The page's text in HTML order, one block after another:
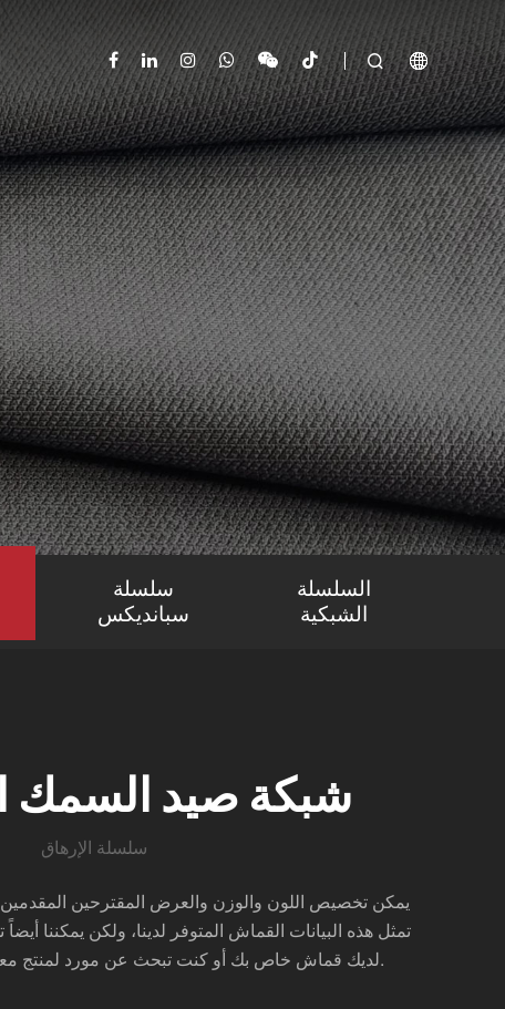
  
سلسلة
سبانديكس
السلسلة
الشبكية
شبكة صيد السمك
سلسلة الإرهاق
يمكن تخصيص اللون والوزن والعرض المقترحين المقدمين
تمثل هذه البيانات القماش المتوفر لدينا، ولكن يمكننا
لديك قماش خاص بك أو كنت تبحث عن مورد لمنتج معين، فلا تتردد في الاتصال بنا.